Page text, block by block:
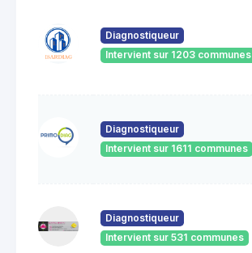
Diagnostiqueur
Intervient sur 1203 communes
Diagnostiqueur
Intervient sur 1611 communes
Diagnostiqueur
Intervient sur 531 communes